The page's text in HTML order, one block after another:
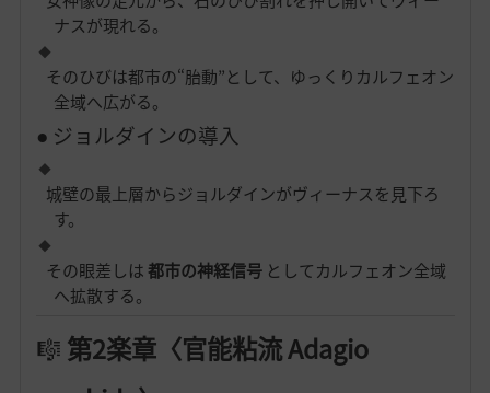
ナスが現れる。
そのひびは都市の“胎動”として、ゆっくりカルフェオン
全域へ広がる。
● ジョルダインの導入
城壁の最上層からジョルダインがヴィーナスを見下ろ
す。
その眼差しは 都市の神経信号 としてカルフェオン全域
へ拡散する。
🎼 第2楽章〈官能粘流 Adagio